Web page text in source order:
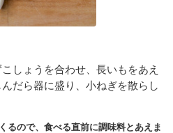
しょうを合わせ、長いもをあえ
だら器に盛り、小ねぎを散らし
るので、食べる直前に調味料とあえま